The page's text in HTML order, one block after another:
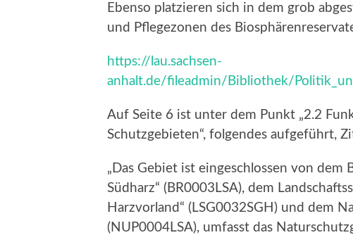
Ebenso platzieren sich in dem grob
und Pflegezonen des
https://lau.sachsen-
anhalt.de/fileadmin/Bibliothek/
Auf Seite 6 ist unter dem Punkt „2.2
Schutzgebieten“, folgendes aufgeführt,
„Das Gebiet ist eingeschlossen von dem
Südharz“ (BR0003LSA), dem
Harzvorland“ (LSG0032SGH) und dem
(NUP0004LSA), umfasst das